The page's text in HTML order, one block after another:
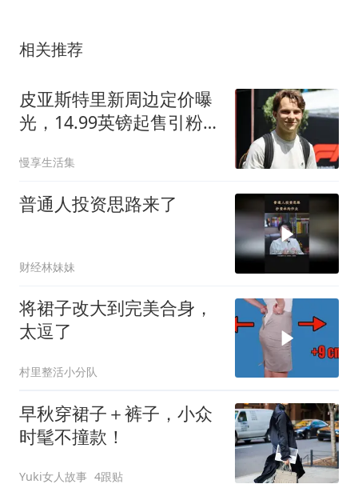
相关推荐
皮亚斯特里新周边定价曝
光，14.99英镑起售引粉丝
慢享生活集
普通人投资思路来了
财经林妹妹
将裙子改大到完美合身，
太逗了
村里整活小分队
早秋穿裙子＋裤子，小众
时髦不撞款！
Yuki女人故事 4跟贴